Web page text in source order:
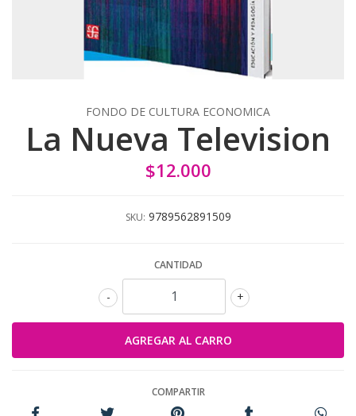
FONDO DE CULTURA ECONOMICA
La Nueva Television
$12.000
SKU: 9789562891509
CANTIDAD
+
-
COMPARTIR